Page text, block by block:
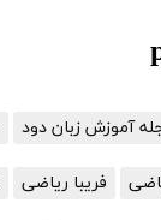
آموزش زبان دود
فریبا ریاضی